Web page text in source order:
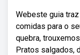
Webeste guia
comidas para o
quebra,
Pratos salgados,